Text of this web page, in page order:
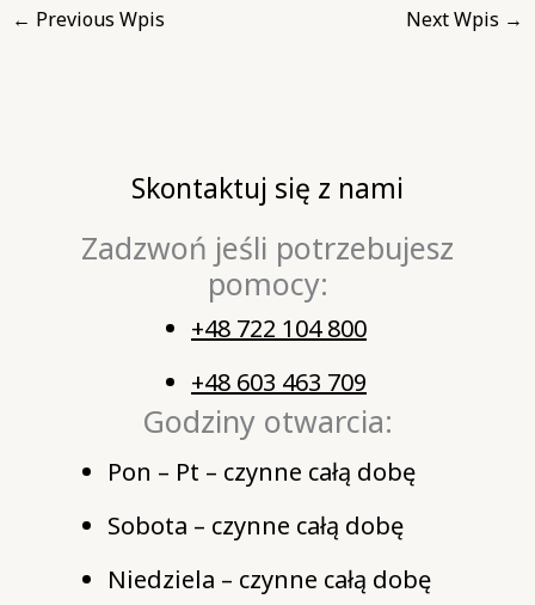
← Previous Wpis Next Wpis →
Skontaktuj się z nami
Zadzwoń jeśli potrzebujesz
pomocy:
+48 722 104 800
+48 603 463 709
Godziny otwarcia:
Pon – Pt – czynne całą dobę
Sobota – czynne całą dobę
Niedziela – czynne całą dobę